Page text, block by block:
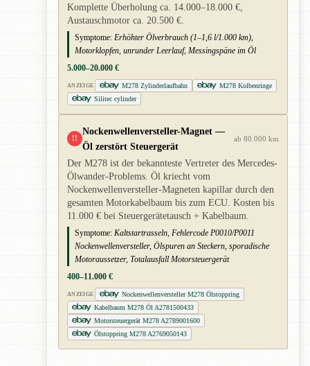
Komplette Überholung ca. 14.000–18.000 €,
Austauschmotor ca. 20.500 €.
Symptome: Erhöhter Ölverbrauch (1–1,6 l/1.000 km),
Motorklopfen, unrunder Leerlauf, Messingspäne im Öl
5.000–20.000 €
ANZEIGE M278 Zylinderlaufbahn
M278 Kolbenringe
Silitec cylinder
!!
Nockenwellenversteller-Magnet —
Öl zerstört Steuergerät
ab 80.000 km
Der M278 ist der bekannteste Vertreter des Mercedes-
Ölwander-Problems. Öl kriecht vom
Nockenwellenversteller-Magneten kapillar durch den
gesamten Motorkabelbaum bis zum ECU. Kosten bis
11.000 € bei Steuergerätetausch + Kabelbaum.
Symptome: Kaltstartrasseln, Fehlercode P0010/P0011
Nockenwellenversteller, Ölspuren an Steckern, sporadische
Motoraussetzer, Totalausfall Motorsteuergerät
400–11.000 €
ANZEIGE
Nockenwellenversteller M278 Ölstoppring
Kabelbaum M278 Öl A2781500433
Motorsteuergerät M278 A2789001600
Ölstoppring M278 A2769050143